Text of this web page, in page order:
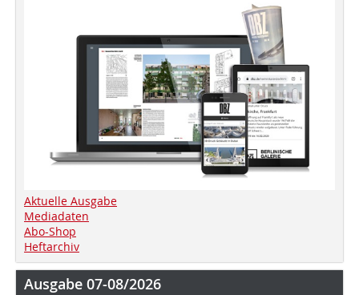
Aktuelle Ausgabe
Mediadaten
Abo-Shop
Heftarchiv
Ausgabe 07-08/2026